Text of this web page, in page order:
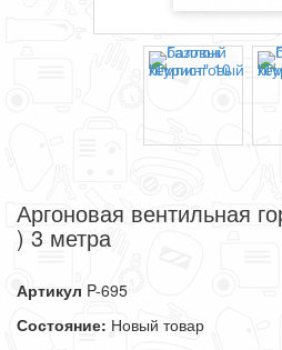
Аргоновая вентильная
) 3 метра
Артикул P-695
Состояние: Новый товар